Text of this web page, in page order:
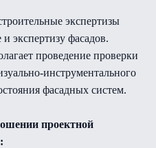
экспертизы
экспертизу фасадов.
проведение проверки
инструментального
фасадных систем.
проектной